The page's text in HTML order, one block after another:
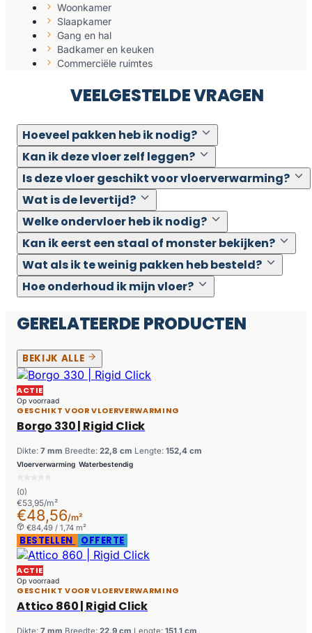
Woonkamer
Slaapkamer
Gang en hal
Badkamer en keuken
Commerciële ruimtes
VEELGESTELDE VRAGEN
Hoeveel pakken heb ik nodig?
Kan ik deze vloer zelf leggen?
Is deze vloer geschikt voor vloerverwarming?
Wat is de levertijd?
Welke ondervloer heb ik nodig?
Kan ik eerst een staal of monster bekijken?
Wat als ik te weinig pakken heb besteld?
Hoe onderhoud ik mijn vloer?
GERELATEERDE PRODUCTEN
BEKIJK ALLE
ACTIE
Op voorraad
GESCHIKT VOOR VLOERVERWARMING
Borgo 330 | Rigid Click
Dikte: 7 mm Breedte: 22,8 cm Lengte: 152,4 cm
Vloerverwarming Waterbestendig
(0)
€53,95/m²
€48,56/m²
€84,49 / 1,74 m²
BESTELLEN OFFERTE
ACTIE
Op voorraad
GESCHIKT VOOR VLOERVERWARMING
Attico 860 | Rigid Click